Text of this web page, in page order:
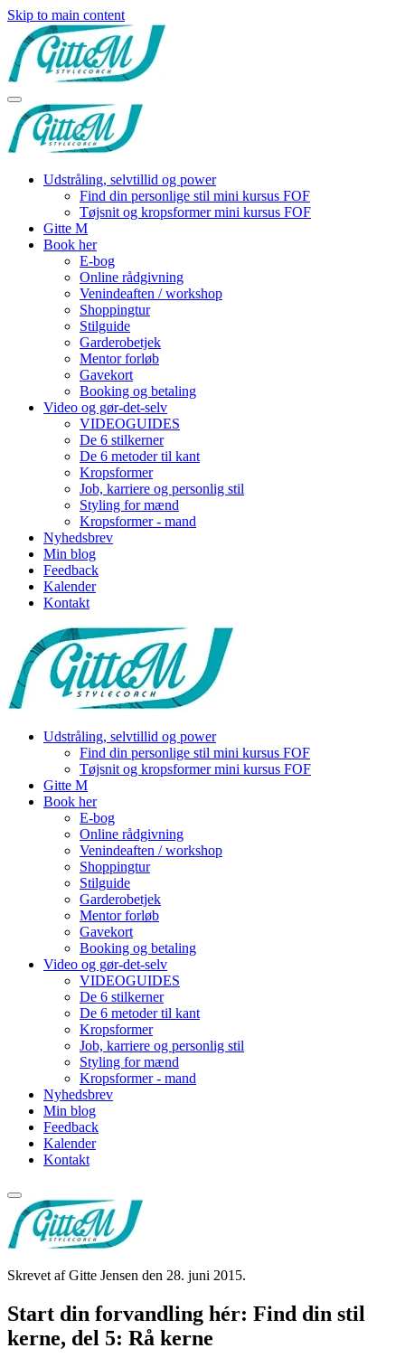
Skip to main content
Udstråling, selvtillid og power
Find din personlige stil mini kursus FOF
Tøjsnit og kropsformer mini kursus FOF
Gitte M
Book her
E-bog
Online rådgivning
Venindeaften / workshop
Shoppingtur
Stilguide
Garderobetjek
Mentor forløb
Gavekort
Booking og betaling
Video og gør-det-selv
VIDEOGUIDES
De 6 stilkerner
De 6 metoder til kant
Kropsformer
Job, karriere og personlig stil
Styling for mænd
Kropsformer - mand
Nyhedsbrev
Min blog
Feedback
Kalender
Kontakt
Udstråling, selvtillid og power
Find din personlige stil mini kursus FOF
Tøjsnit og kropsformer mini kursus FOF
Gitte M
Book her
E-bog
Online rådgivning
Venindeaften / workshop
Shoppingtur
Stilguide
Garderobetjek
Mentor forløb
Gavekort
Booking og betaling
Video og gør-det-selv
VIDEOGUIDES
De 6 stilkerner
De 6 metoder til kant
Kropsformer
Job, karriere og personlig stil
Styling for mænd
Kropsformer - mand
Nyhedsbrev
Min blog
Feedback
Kalender
Kontakt
Skrevet af Gitte Jensen den 28. juni 2015.
Start din forvandling hér: Find din stil
kerne, del 5: Rå kerne